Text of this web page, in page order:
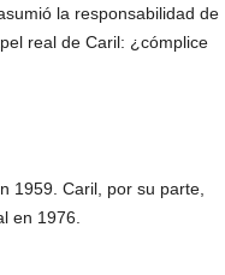
la responsabilidad de
real de Caril: ¿cómplice
1959. Caril, por su parte,
en 1976.